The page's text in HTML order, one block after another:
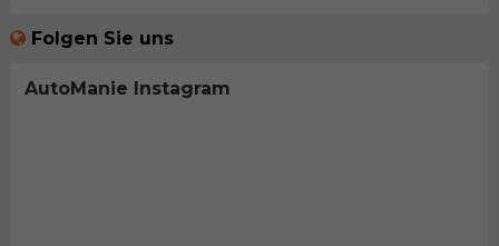
Folgen Sie uns
AutoManie Instagram